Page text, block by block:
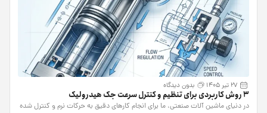
27 تیر 1405 بدون دیدگاه
۳ روش کاربردی برای تنظیم و کنترل سرعت جک هیدرولیک
در دنیای ماشین آلات صنعتی، ما برای انجام کارهای دقیق به حرکات نرم و کنترل شده